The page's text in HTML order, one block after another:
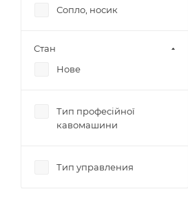
Сопло, носик
Стан
Нове
Тип професійної
кавомашини
Тип управления